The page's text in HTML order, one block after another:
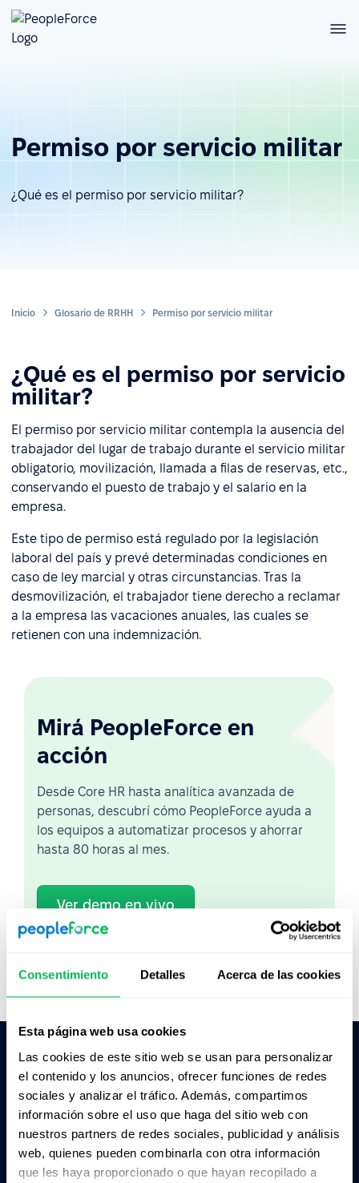
Consentimiento Detalles Acerca de las cookies
Esta página web usa cookies
Las cookies de este sitio web se usan para personalizar
el contenido y los anuncios, ofrecer funciones de redes
sociales y analizar el tráfico. Además, compartimos
información sobre el uso que haga del sitio web con
nuestros partners de redes sociales, publicidad y análisis
web, quienes pueden combinarla con otra información
que les haya proporcionado o que hayan recopilado a
Permiso por servicio militar
¿Qué es el permiso por servicio militar?
Inicio Glosario de RRHH Permiso por servicio militar
¿Qué es el permiso por servicio
militar?
El permiso por servicio militar contempla la ausencia del
trabajador del lugar de trabajo durante el servicio militar
obligatorio, movilización, llamada a filas de reservas, etc.,
conservando el puesto de trabajo y el salario en la
empresa.
Este tipo de permiso está regulado por la legislación
laboral del país y prevé determinadas condiciones en
caso de ley marcial y otras circunstancias. Tras la
desmovilización, el trabajador tiene derecho a reclamar
a la empresa las vacaciones anuales, las cuales se
retienen con una indemnización.
Mirá PeopleForce en
acción
Desde Core HR hasta analítica avanzada de
personas, descubrí cómo PeopleForce ayuda a
los equipos a automatizar procesos y ahorrar
hasta 80 horas al mes.
Ver demo en vivo
Pedile a la IA un resumen de PeopleForce:
ChatGPT
Claude Perplexity
Business driven. People focused.